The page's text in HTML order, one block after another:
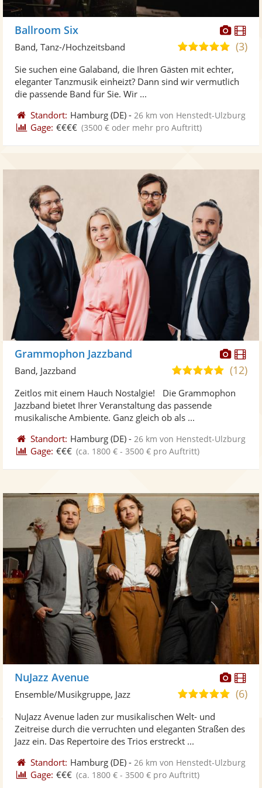
Fotos
Ballroom Six
4,9
5
(3)
Band, Tanz-/Hochzeitsband
Sie suchen eine Galaband, die Ihren Gästen mit echter,
eleganter Tanzmusik einheizt? Dann sind wir vermutlich
die passende Band für Sie. Wir ...
Standort: Hamburg (DE) - 26 km von Henstedt-Ulzburg
Gage: €€€€ (3500 € oder mehr pro Auftritt)
Fotos
Grammophon Jazzband
5,0
5
(12)
Band, Jazzband
Zeitlos mit einem Hauch Nostalgie! Die Grammophon
Jazzband bietet Ihrer Veranstaltung das passende
musikalische Ambiente. Ganz gleich ob als ...
Standort: Hamburg (DE) - 26 km von Henstedt-Ulzburg
Gage: €€€ (ca. 1800 € - 3500 € pro Auftritt)
NuJazz Avenue
5,0(6)
Ensemble/Musikgruppe, Jazz
NuJazz Avenue laden zur musikalischen Welt- und
Zeitreise durch die verruchten und eleganten Straßen des
Jazz ein. Das Repertoire des Trios erstreckt ...
Standort: Hamburg (DE) - 26 km von Henstedt-Ulzburg
Gage: €€€ (ca. 1800 € - 3500 € pro Auftritt)